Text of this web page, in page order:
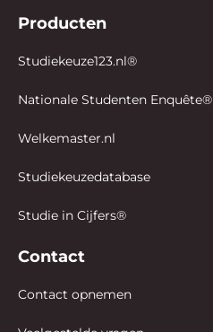
Producten
Studiekeuze123.nl®
Nationale Studenten Enquête®
Welkemaster.nl
Studiekeuzedatabase
Studie in Cijfers®
Contact
Contact opnemen